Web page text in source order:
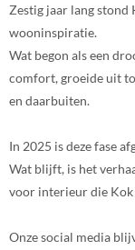
Zestig jaar lang stond
wooninspiratie.
Wat begon als een
comfort, groeide uit
en daarbuiten.
In 2025 is deze fase
Wat blijft, is het
voor interieur die
Onze social media